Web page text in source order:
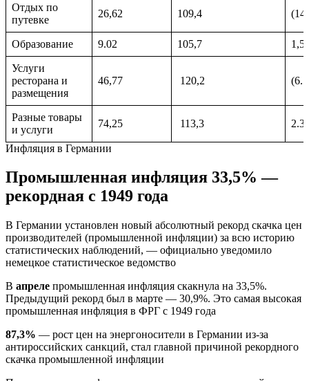
Отдых по
путевке
26,62 109,4
Образование 9.02 105,7 1,5
Услуги
ресторана и
размещения
46,77 120,2
Разные товары
и услуги
74,25 113,3 2.3
Инфляция в Германии
Промышленная инфляция 33,5% —
рекордная с 1949 года
В Германии установлен новый абсолютный рекорд скачка цен
производителей (промышленной инфляции) за всю историю
статистических наблюдений, — официально уведомило
немецкое статистическое ведомство
В апреле промышленная инфляция скакнула на 33,5%.
Предыдущий рекорд был в марте — 30,9%. Это самая высокая
промышленная инфляция в ФРГ с 1949 года
87,3% — рост цен на энергоносители в Германии из-за
антироссийских санкций, стал главной причиной рекордного
скачка промышленной инфляции